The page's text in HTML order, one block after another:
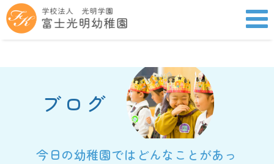
ブログ
今日の幼稚園ではどんなことがあっ